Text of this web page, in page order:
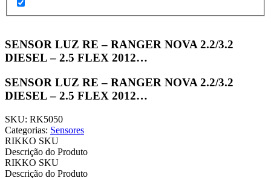
SENSOR LUZ RE – RANGER NOVA 2.2/3.2
DIESEL – 2.5 FLEX 2012…
SENSOR LUZ RE – RANGER NOVA 2.2/3.2
DIESEL – 2.5 FLEX 2012…
SKU: RK5050
Categorias: Sensores
RIKKO SKU
Descrição do Produto
RIKKO SKU
Descrição do Produto